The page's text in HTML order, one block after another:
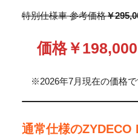
特別仕様車 参考価格￥
価格￥198,000
※2026年7月現在の価格で
通常仕様のZYDECO